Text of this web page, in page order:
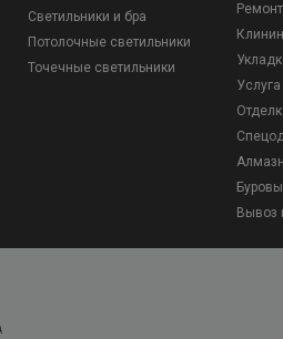
Светильники и бра
Потолочные светильники
Точечные светильники
Вывоз